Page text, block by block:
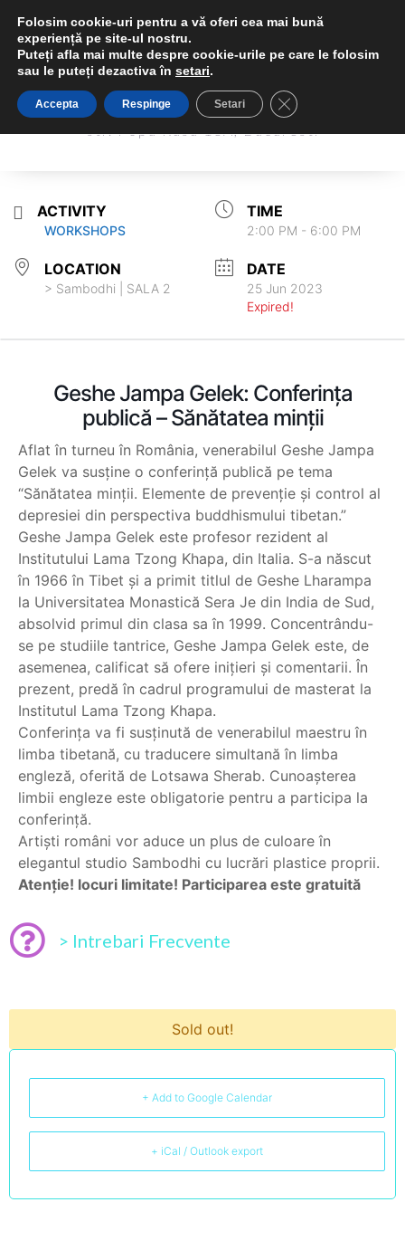
Sambodhi Studio
str. Popa Rusu 16A, Bucuresti
Sambodhi Studio
ACTIVITY
WORKSHOPS
TIME
2:00 PM - 6:00 PM
LOCATION
> Sambodhi | SALA 2
DATE
25 Jun 2023
Expired!
Geshe Jampa Gelek: Conferința
publică – Sănătatea minții
Aflat în turneu în România, venerabilul Geshe Jampa
Gelek va susține o conferință publică pe tema
“Sănătatea minții. Elemente de prevenție și control al
depresiei din perspectiva buddhismului tibetan.”
Geshe Jampa Gelek este profesor rezident al
Institutului Lama Tzong Khapa, din Italia. S-a născut
în 1966 în Tibet și a primit titlul de Geshe Lharampa
la Universitatea Monastică Sera Je din India de Sud,
absolvid primul din clasa sa în 1999. Concentrându-
se pe studiile tantrice, Geshe Jampa Gelek este, de
asemenea, calificat să ofere inițieri și comentarii. În
prezent, predă în cadrul programului de masterat la
Institutul Lama Tzong Khapa.
Conferința va fi susținută de venerabilul maestru în
limba tibetană, cu traducere simultană în limba
engleză, oferită de Lotsawa Sherab. Cunoașterea
limbii engleze este obligatorie pentru a participa la
conferință.
Artiști români vor aduce un plus de culoare în
elegantul studio Sambodhi cu lucrări plastice proprii.
Atenție! locuri limitate! Participarea este gratuită
> Intrebari Frecvente
Sold out!
+ Add to Google Calendar
+ iCal / Outlook export
Folosim cookie-uri pentru a vă oferi cea mai bună
experiență pe site-ul nostru.
Puteți afla mai multe despre cookie-urile pe care le folosim
sau le puteți dezactiva în setari.
Accepta Respinge Setari Close GDPR Cookie